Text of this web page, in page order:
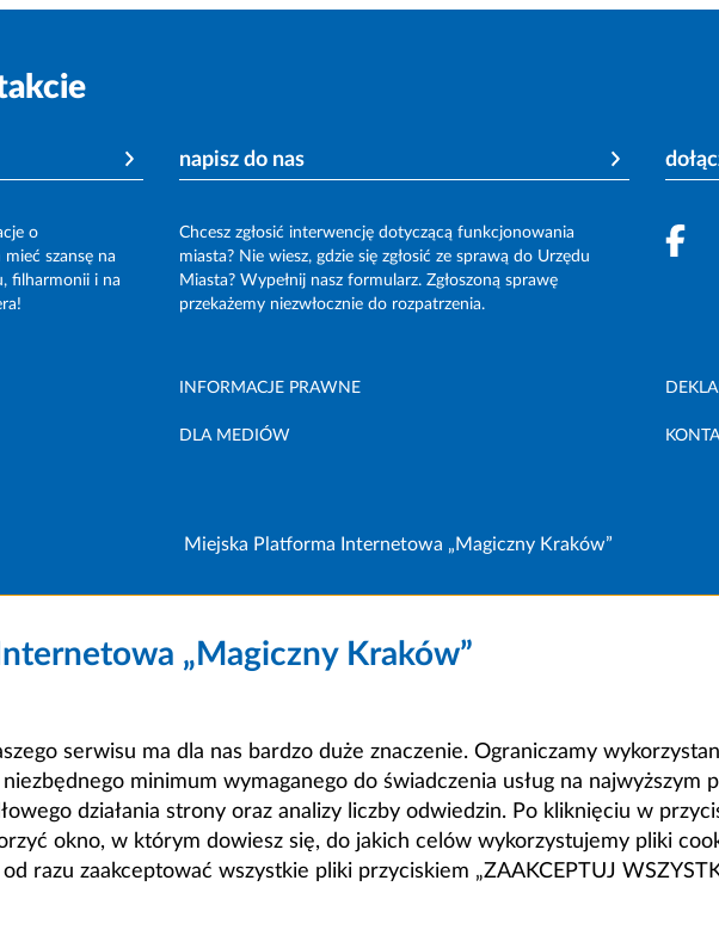
o
szansę na
filharmonii i na
napisz do nas
Chcesz zgłosić interwencję dotyczącą funkcjonowania
miasta? Nie wiesz, gdzie się zgłosić ze sprawą do Urzędu
Miasta? Wypełnij nasz formularz. Zgłoszoną sprawę
przekażemy niezwłocznie do rozpatrzenia.
INFORMACJE PRAWNE
DLA MEDIÓW
Miejska Platforma Internetowa „Magiczny Kraków”
„Magiczny Kraków”
serwisu ma dla nas bardzo duże znaczenie. Ograniczamy
minimum wymaganego do świadczenia usług na najwyższym
działania strony oraz analizy liczby odwiedzin. Po kliknięciu w
okno, w którym dowiesz się, do jakich celów wykorzystujemy pliki
razu zaakceptować wszystkie pliki przyciskiem „ZAAKCEPTUJ